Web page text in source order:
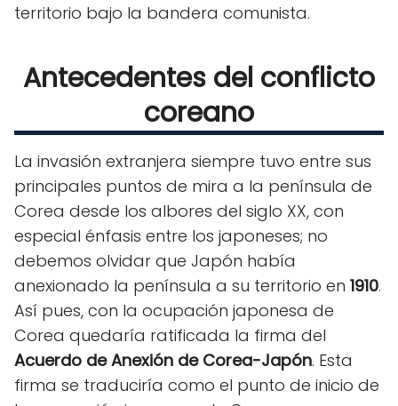
territorio bajo la bandera comunista.
Antecedentes del conflicto
coreano
La invasión extranjera siempre tuvo entre sus
principales puntos de mira a la península de
Corea desde los albores del siglo XX, con
especial énfasis entre los japoneses; no
debemos olvidar que Japón había
anexionado la península a su territorio en 1910.
Así pues, con la ocupación japonesa de
Corea quedaría ratificada la firma del
Acuerdo de Anexión de Corea-Japón. Esta
firma se traduciría como el punto de inicio de